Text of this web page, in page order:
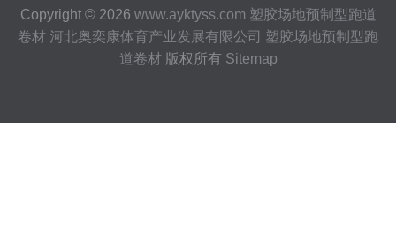
Copyright © 2026 www.ayktyss.com 塑胶场地预制型跑道
卷材 河北奥奕康体育产业发展有限公司 塑胶场地预制型跑
道卷材版权所有 Sitemap